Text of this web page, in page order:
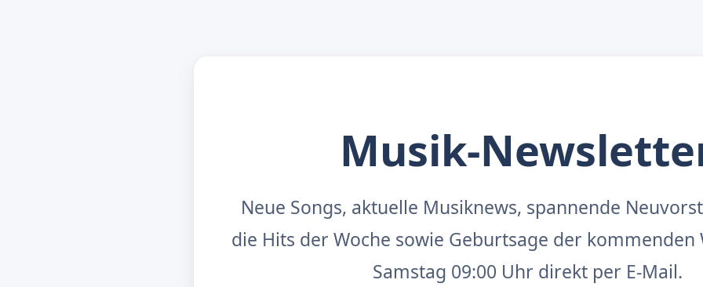
Musik-
Neue Songs, aktuelle Musiknews, spannende
die Hits der Woche sowie Geburtsage der kommenden
Samstag 09:00 Uhr direkt per E-Mail.